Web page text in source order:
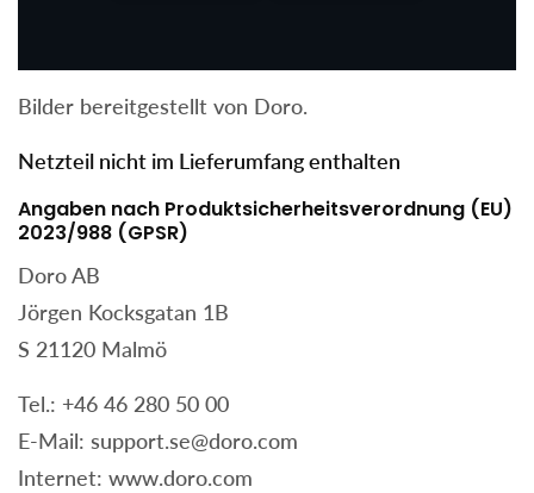
Bilder bereitgestellt von Doro.
Netzteil nicht im Lieferumfang enthalten
Angaben nach Produktsicherheitsverordnung (EU)
2023/988 (GPSR)
Doro AB
Jörgen Kocksgatan 1B
S 21120 Malmö
Tel.: +46 46 280 50 00
E-Mail: support.se@doro.com
Internet: www.doro.com